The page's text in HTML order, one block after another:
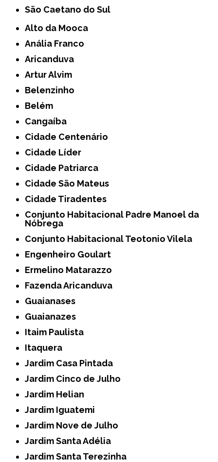
São Caetano do Sul
Alto da Mooca
Anália Franco
Aricanduva
Artur Alvim
Belenzinho
Belém
Cangaíba
Cidade Centenário
Cidade Líder
Cidade Patriarca
Cidade São Mateus
Cidade Tiradentes
Conjunto Habitacional Padre Manoel da
Nóbrega
Conjunto Habitacional Teotonio Vilela
Engenheiro Goulart
Ermelino Matarazzo
Fazenda Aricanduva
Guaianases
Guaianazes
Itaim Paulista
Itaquera
Jardim Casa Pintada
Jardim Cinco de Julho
Jardim Helian
Jardim Iguatemi
Jardim Nove de Julho
Jardim Santa Adélia
Jardim Santa Terezinha